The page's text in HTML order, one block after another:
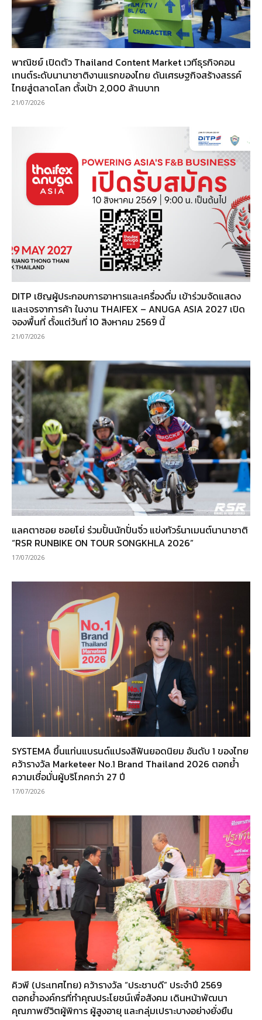
พาณิชย์ เปิดตัว Thailand Content Market เวทีธุรกิจคอน
เทนต์ระดับนานาชาติงานแรกของไทย ดันเศรษฐกิจสร้างสรรค์
ไทยสู่ตลาดโลก ตั้งเป้า 2,000 ล้านบาท
21/07/2026
DITP เชิญผู้ประกอบการอาหารและเครื่องดื่ม เข้าร่วมจัดแสดง
และเจรจาการค้า ในงาน THAIFEX – ANUGA ASIA 2027 เปิด
จองพื้นที่ ตั้งแต่วันที่ 10 สิงหาคม 2569 นี้
21/07/2026
แลคตาซอย ซอยโย่ ร่วมปั้นนักปั่นจิ๋ว แข่งทัวร์นาเมนต์นานาชาติ
“RSR RUNBIKE ON TOUR SONGKHLA 2026”
17/07/2026
SYSTEMA ขึ้นแท่นแบรนด์แปรงสีฟันยอดนิยม อันดับ 1 ของไทย
คว้ารางวัล Marketeer No.1 Brand Thailand 2026 ตอกย้ำ
ความเชื่อมั่นผู้บริโภคกว่า 27 ปี
17/07/2026
คิวพี (ประเทศไทย) คว้ารางวัล “ประชาบดี” ประจำปี 2569
ตอกย้ำองค์กรที่ทำคุณประโยชน์เพื่อสังคม เดินหน้าพัฒนา
คุณภาพชีวิตผู้พิการ ผู้สูงอายุ และกลุ่มเปราะบางอย่างยั่งยืน